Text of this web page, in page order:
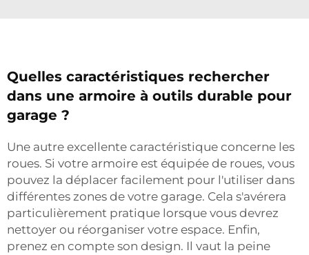
Quelles caractéristiques rechercher
dans une armoire à outils durable pour
garage ?
Une autre excellente caractéristique concerne les
roues. Si votre armoire est équipée de roues, vous
pouvez la déplacer facilement pour l'utiliser dans
différentes zones de votre garage. Cela s'avérera
particulièrement pratique lorsque vous devrez
nettoyer ou réorganiser votre espace. Enfin,
prenez en compte son design. Il vaut la peine